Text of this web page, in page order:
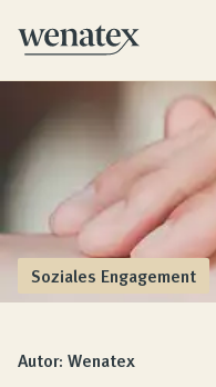
Wenatex
Individuelle
Produkte
Qualität und
Soziales Engagement
Autor: Wenatex